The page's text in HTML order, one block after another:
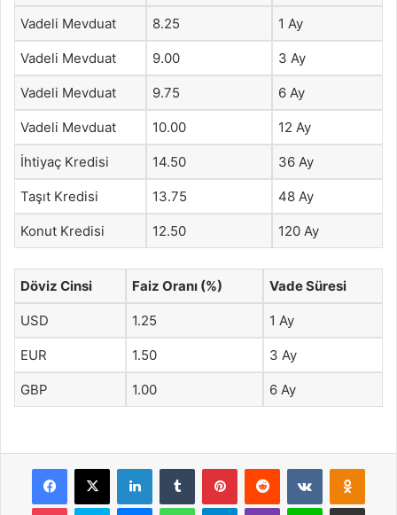
Vadeli Mevduat 8.25 1 Ay
Vadeli Mevduat 9.00 3 Ay
Vadeli Mevduat 9.75 6 Ay
Vadeli Mevduat 10.00 12 Ay
İhtiyaç Kredisi 14.50 36 Ay
Taşıt Kredisi 13.75 48 Ay
Konut Kredisi 12.50 120 Ay
Döviz Cinsi Faiz Oranı (%) Vade Süresi
USD 1.25 1 Ay
EUR 1.50 3 Ay
GBP 1.00 6 Ay
Facebook
X LinkedInTumblr PinterestReddit VKontakte
Pocket Skype MessengerWhatsAppTelegramViber Line E-Posta ile